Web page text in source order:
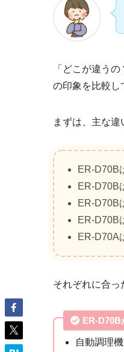
「どこが違う
の印象を比較し
まずは、主な違
ER-D70B
ER-D70B
ER-D70B
ER-D70B
ER-D70A
それぞれに合っ
ER-D70B
自動調理